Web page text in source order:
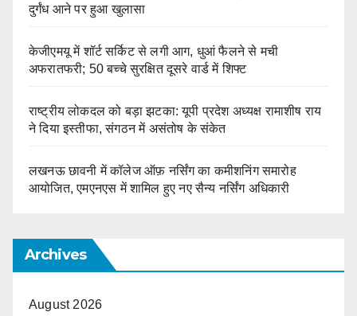
दुर्गंध आने पर हुआ खुलासा
केजीएमयू में शॉर्ट सर्किट से लगी आग, धुआं फैलने से मची
अफरातफरी; 50 बच्चे सुरक्षित दूसरे वार्ड में शिफ्ट
राष्ट्रीय लोकदल को बड़ा झटका: यूपी प्रदेश अध्यक्ष रामाशीष राय
ने दिया इस्तीफा, संगठन में असंतोष के संकेत
लखनऊ छावनी में कॉलेज ऑफ़ नर्सिंग का कमीशनिंग समारोह
आयोजित, एमएनएस में शामिल हुए नए सैन्य नर्सिंग अधिकारी
Archives
August 2026